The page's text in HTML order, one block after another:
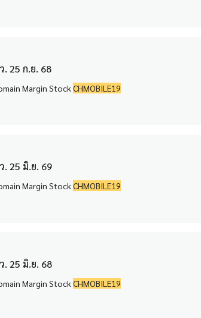
25 ก.ย. 68
Stock CHINA 22,741 Securities Domain Margin StockCHMOBILE19
25 มิ.ย. 69
Stock CHINA 21,444 Securities Domain Margin StockCHMOBILE19
25 มิ.ย. 68
Stock CHINA 13,266 Securities Domain Margin StockCHMOBILE19